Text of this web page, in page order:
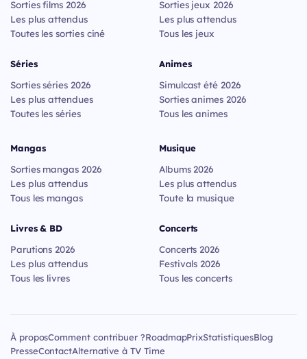
Sorties films 2026
Les plus attendus
Toutes les sorties ciné
Séries
Sorties séries 2026
Les plus attendues
Toutes les séries
Sorties jeux 2026
Les plus attendus
Tous les jeux
Animes
Simulcast été 2026
Sorties animes 2026
Tous les animes
Mangas
Sorties mangas 2026
Les plus attendus
Tous les mangas
Livres & BD
Parutions 2026
Les plus attendus
Tous les livres
Musique
Albums 2026
Les plus attendus
Toute la musique
Concerts
Concerts 2026
Festivals 2026
Tous les concerts
À proposComment contribuer ?RoadmapPrixStatistiquesBlog
PresseContactAlternative à TV Time